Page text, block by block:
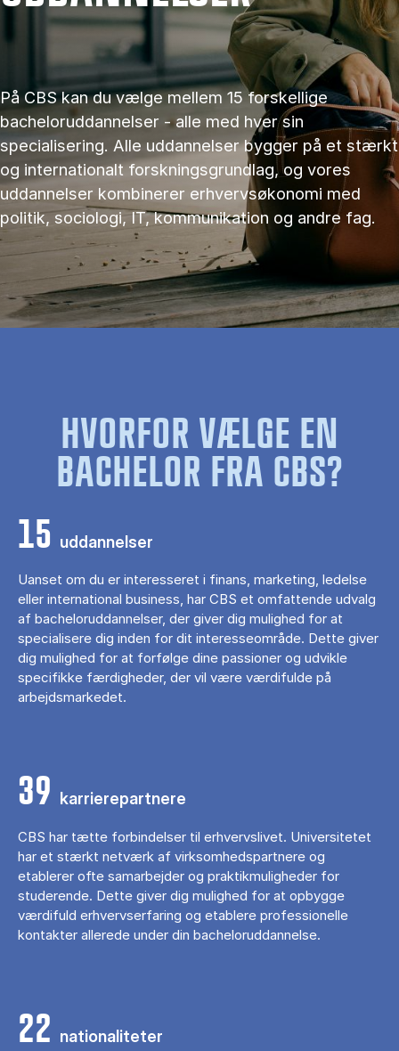
På CBS kan du vælge mellem 15 forskellige
bacheloruddannelser - alle med hver sin
specialisering. Alle uddannelser bygger på et stærkt
og internationalt forskningsgrundlag, og vores
uddannelser kombinerer erhvervsøkonomi med
politik, sociologi, IT, kommunikation og andre fag.
HVORFOR VÆLGE EN
BACHELOR FRA CBS?
15 uddannelser
Uanset om du er interesseret i finans, marketing, ledelse
eller international business, har CBS et omfattende udvalg
af bacheloruddannelser, der giver dig mulighed for at
specialisere dig inden for dit interesseområde. Dette giver
dig mulighed for at forfølge dine passioner og udvikle
specifikke færdigheder, der vil være værdifulde på
arbejdsmarkedet.
39 karrierepartnere
CBS har tætte forbindelser til erhvervslivet. Universitetet
har et stærkt netværk af virksomhedspartnere og
etablerer ofte samarbejder og praktikmuligheder for
studerende. Dette giver dig mulighed for at opbygge
værdifuld erhvervserfaring og etablere professionelle
kontakter allerede under din bacheloruddannelse.
22 nationaliteter